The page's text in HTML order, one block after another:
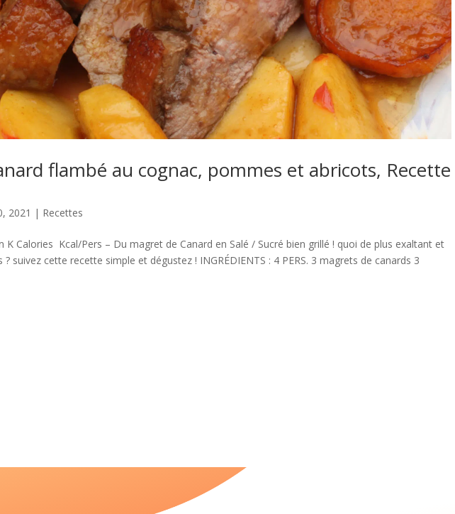
flambé au cognac, pommes et abricots, Recette
2021 | Recettes
K Calories Kcal/Pers – Du magret de Canard en Salé / Sucré bien grillé ! quoi de plus exaltant et
suivez cette recette simple et dégustez ! INGRÉDIENTS : 4 PERS. 3 magrets de canards 3